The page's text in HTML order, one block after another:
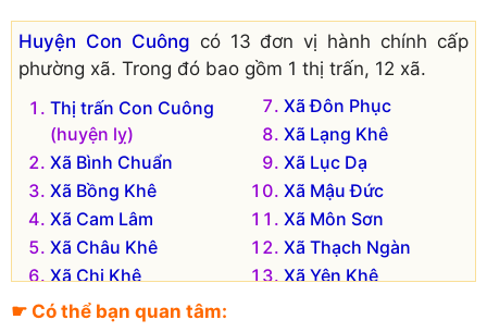
Huyện Con Cuông có 13 đơn vị hành chính cấp
phường xã. Trong đó bao gồm 1 thị trấn, 12 xã.
Thị trấn Con Cuông
(huyện lỵ)
Xã Bình Chuẩn
Xã Bồng Khê
Xã Cam Lâm
Xã Châu Khê
Xã Chi Khê
Xã Đôn Phục
Xã Lạng Khê
Xã Lục Dạ
Xã Mậu Đức
Xã Môn Sơn
Xã Thạch Ngàn
Xã Yên Khê
☛ Có thể bạn quan tâm: